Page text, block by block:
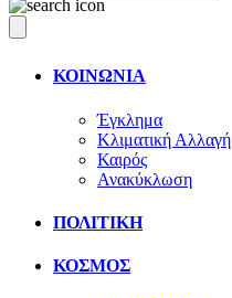
ΚΟΙΝΩΝΙΑ
Έγκλημα
Κλιματική Αλλαγή
Καιρός
Ανακύκλωση
ΠΟΛΙΤΙΚΗ
ΚΟΣΜΟΣ